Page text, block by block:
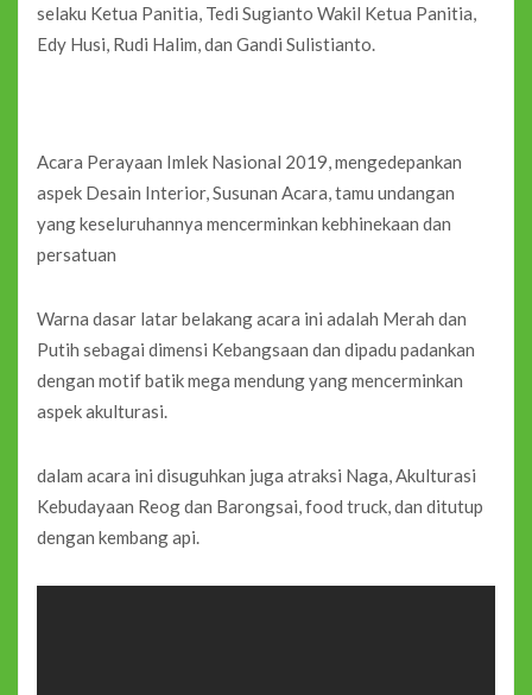
selaku Ketua Panitia, Tedi Sugianto Wakil Ketua Panitia,
Edy Husi, Rudi Halim, dan Gandi Sulistianto.
Acara Perayaan Imlek Nasional 2019, mengedepankan
aspek Desain Interior, Susunan Acara, tamu undangan
yang keseluruhannya mencerminkan kebhinekaan dan
persatuan
Warna dasar latar belakang acara ini adalah Merah dan
Putih sebagai dimensi Kebangsaan dan dipadu padankan
dengan motif batik mega mendung yang mencerminkan
aspek akulturasi.
dalam acara ini disuguhkan juga atraksi Naga, Akulturasi
Kebudayaan Reog dan Barongsai, food truck, dan ditutup
dengan kembang api.